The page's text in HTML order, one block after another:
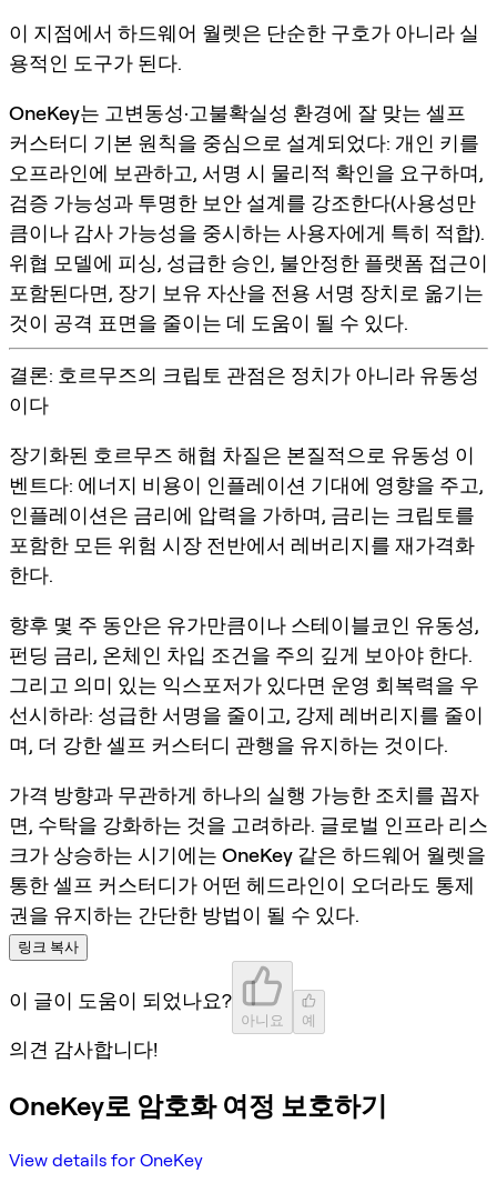
이 지점에서 하드웨어 월렛은 단순한 구호가 아니라 실
용적인 도구가 된다.
OneKey는 고변동성·고불확실성 환경에 잘 맞는 셀프
커스터디 기본 원칙을 중심으로 설계되었다: 개인 키를
오프라인에 보관하고, 서명 시 물리적 확인을 요구하며,
검증 가능성과 투명한 보안 설계를 강조한다(사용성만
큼이나 감사 가능성을 중시하는 사용자에게 특히 적합).
위협 모델에 피싱, 성급한 승인, 불안정한 플랫폼 접근이
포함된다면, 장기 보유 자산을 전용 서명 장치로 옮기는
것이 공격 표면을 줄이는 데 도움이 될 수 있다.
결론: 호르무즈의 크립토 관점은 정치가 아니라 유동성
이다
장기화된 호르무즈 해협 차질은 본질적으로 유동성 이
벤트다: 에너지 비용이 인플레이션 기대에 영향을 주고,
인플레이션은 금리에 압력을 가하며, 금리는 크립토를
포함한 모든 위험 시장 전반에서 레버리지를 재가격화
한다.
향후 몇 주 동안은 유가만큼이나 스테이블코인 유동성,
펀딩 금리, 온체인 차입 조건을 주의 깊게 보아야 한다.
그리고 의미 있는 익스포저가 있다면 운영 회복력을 우
선시하라: 성급한 서명을 줄이고, 강제 레버리지를 줄이
며, 더 강한 셀프 커스터디 관행을 유지하는 것이다.
가격 방향과 무관하게 하나의 실행 가능한 조치를 꼽자
면, 수탁을 강화하는 것을 고려하라. 글로벌 인프라 리스
크가 상승하는 시기에는 OneKey 같은 하드웨어 월렛을
통한 셀프 커스터디가 어떤 헤드라인이 오더라도 통제
권을 유지하는 간단한 방법이 될 수 있다.
링크 복사
이 글이 도움이 되었나요?
아니요 예
의견 감사합니다!
OneKey로 암호화 여정 보호하기
View details for OneKey